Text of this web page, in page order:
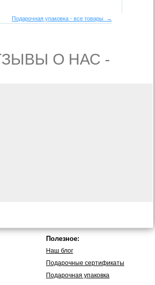
Подарочная упаковка - все товары →
О НАС -
Полезное:
Наш блог
Подарочные сертификаты
Подарочная упаковка